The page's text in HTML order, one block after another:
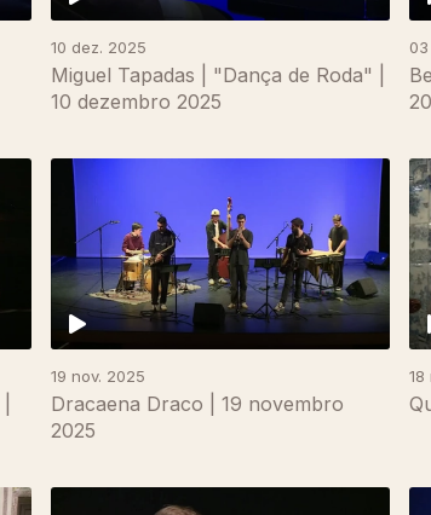
10 dez. 2025
Miguel Tapadas | "Dança de Roda" |
10 dezembro 2025
19 nov. 2025
Dracaena Draco | 19 novembro
2025
18